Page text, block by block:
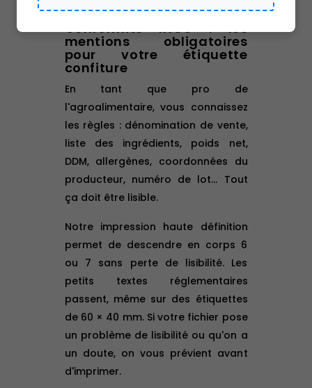
Conformité INCO : les
mentions obligatoires
pour votre étiquette
confiture
En tant que pro de
l'agroalimentaire, vous connaissez
les règles : dénomination de vente,
liste des ingrédients, poids net,
DDM, allergènes, coordonnées du
producteur, numéro de lot... Tout
ça doit être lisible.
Notre impression haute définition
permet de descendre en corps 6
ou 7 sans perte de lisibilité. Les
petits textes réglementaires
passent, même sur des étiquettes
de 60 × 40 mm. Si votre fichier pose
un problème de lisibilité ou qu'on a
un doute, on vous prévient avant
d'imprimer.